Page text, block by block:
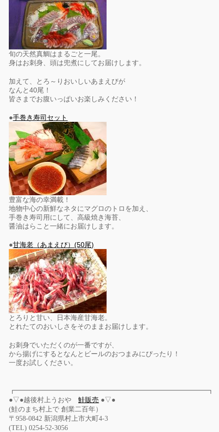
旬の天然真鯛はまるごと一尾。
身はお刺身、頭は兜煮にしてお届けします。
加えて、とろ～りおいしいあまえびが
なんと40尾！
皆さまでお腹いっぱいお楽しみください！
●手巻き寿司セット
豊富な海の幸満載！
地物中心の新鮮なネタにマグロのトロを加え、
手巻き寿司用にして、高級焼き海苔、
醤油はらこと一緒にお届けします。
●甘海老（あまえび）(50尾)
とろりと甘い、日本海産甘海老。
とれたてのおいしさをそのままお届けします。
お刺身でいただくのが一番ですが、
から揚げにするとなんとビールのおつまみにぴったり！
一度お試しください。
┏━━━━━━━━━━━━━━━━━━━━━━━━━━━━┓
●▽●越後村上うおや鮭販売 ●▽●
(鮭のまち村上で 創業二百年）
〒958-0842 新潟県村上市大町4-3
(TEL) 0254-52-3056